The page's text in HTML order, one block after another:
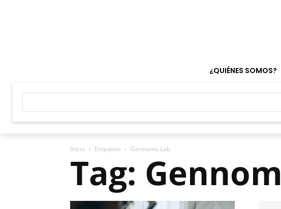
¿QUIÉNES SOMOS?
Inicio Etiquetas Gennoma Lab
Tag: